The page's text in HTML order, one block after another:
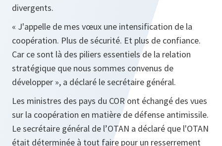
divergents.
« J'appelle de mes vœux une intensification de la
coopération. Plus de sécurité. Et plus de confiance.
Car ce sont là des piliers essentiels de la relation
stratégique que nous sommes convenus de
développer », a déclaré le secrétaire général.
Les ministres des pays du COR ont échangé des vues
sur la coopération en matière de défense antimissile.
Le secrétaire général de l’OTAN a déclaré que l'OTAN
était déterminée à tout faire pour un resserrement